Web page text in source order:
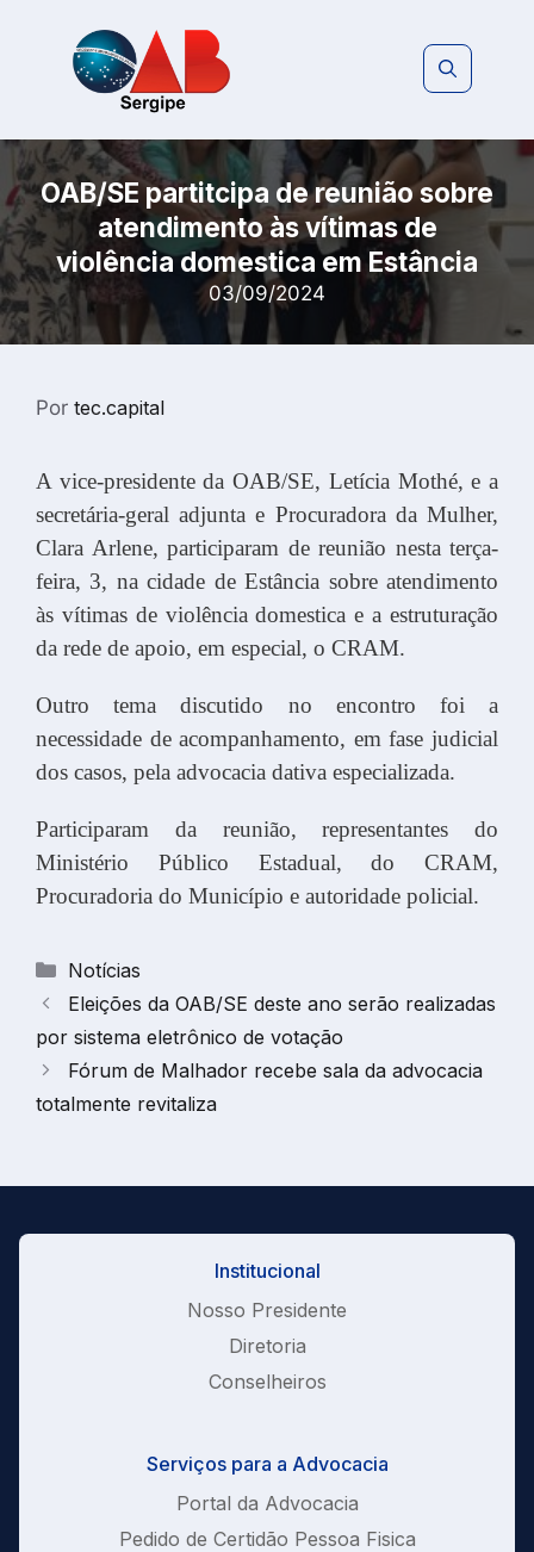
OAB/SE partitcipa de reunião sobre
atendimento às vítimas de
violência domestica em Estância
03/09/2024
Por tec.capital
A vice-presidente da OAB/SE, Letícia Mothé, e a
secretária-geral adjunta e Procuradora da Mulher,
Clara Arlene, participaram de reunião nesta terça-
feira, 3, na cidade de Estância sobre atendimento
às vítimas de violência domestica e a estruturação
da rede de apoio, em especial, o CRAM.
Outro tema discutido no encontro foi a
necessidade de acompanhamento, em fase judicial
dos casos, pela advocacia dativa especializada.
Participaram da reunião, representantes do
Ministério Público Estadual, do CRAM,
Procuradoria do Município e autoridade policial.
Categorias
Notícias
Eleições da OAB/SE deste ano serão realizadas
por sistema eletrônico de votação
Fórum de Malhador recebe sala da advocacia
totalmente revitaliza
Institucional
Nosso Presidente
Diretoria
Conselheiros
Serviços para a Advocacia
Portal da Advocacia
Pedido de Certidão Pessoa Fisica